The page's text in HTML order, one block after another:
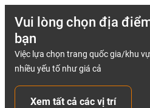
Vui lòng chọn địa
bạn
Việc lựa chọn trang quốc gia/khu
nhiều yếu tố như giá cả
Xem tất cả các vị trí